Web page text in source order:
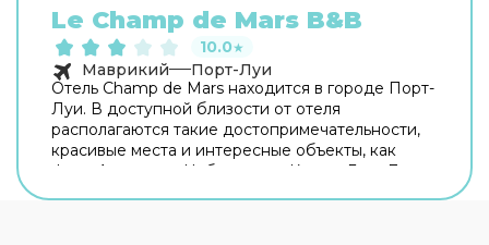
Le Champ de Mars B&B
10.0★
Маврикий
Порт-Луи
Отель Champ de Mars находится в городе Порт-
Луи. В доступной близости от отеля
располагаются такие достопримечательности,
красивые места и интересные объекты, как
Форт Аделаида, Набережная Кодан, Гора Ле